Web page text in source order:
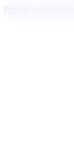
Passer au contenu